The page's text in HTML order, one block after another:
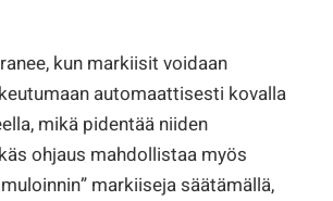
kun markiisit voidaan
automaattisesti kovalla
mikä pidentää niiden
ohjaus mahdollistaa myös
markiiseja säätämällä,